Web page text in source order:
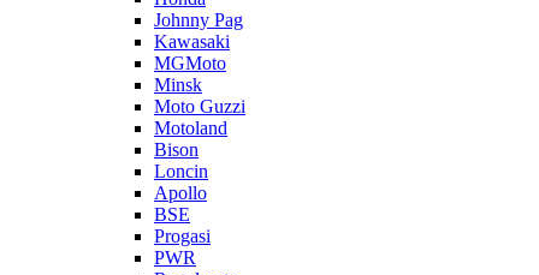
Johnny Pag
Kawasaki
MGMoto
Minsk
Moto Guzzi
Motoland
Bison
Loncin
Apollo
BSE
Progasi
PWR